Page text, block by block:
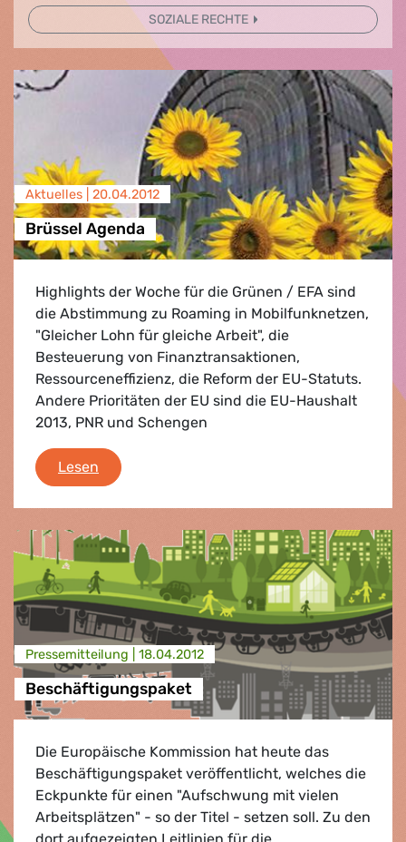
SOZIALE RECHTE
Aktuelles | 20.04.2012
Brüssel Agenda
Highlights der Woche für die Grünen / EFA sind
die Abstimmung zu Roaming in Mobilfunknetzen,
"Gleicher Lohn für gleiche Arbeit", die
Besteuerung von Finanztransaktionen,
Ressourceneffizienz, die Reform der EU-Statuts.
Andere Prioritäten der EU sind die EU-Haushalt
2013, PNR und Schengen
Lesen Brüssel Agenda
Presse­mitteilung | 18.04.2012
Beschäftigungspaket
Die Europäische Kommission hat heute das
Beschäftigungspaket veröffentlicht, welches die
Eckpunkte für einen "Aufschwung mit vielen
Arbeitsplätzen" - so der Titel - setzen soll. Zu den
dort aufgezeigten Leitlinien für die